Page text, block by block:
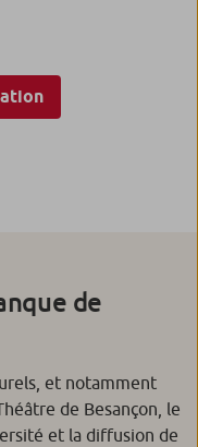
de
et notamment
de Besançon, le
et la diffusion de